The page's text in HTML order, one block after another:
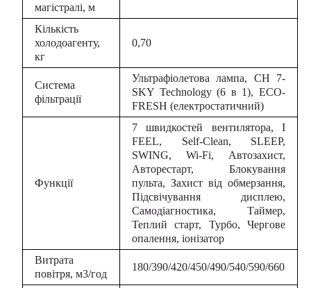
магістралі, м
Кількість
холодоагенту,
кг
0,70
Система
фільтрації
Ультрафіолетова лампа, CH 7-
SKY Technology (6 в 1), ECO-
FRESH (електростатичний)
Функції
7 швидкостей вентилятора, I
FEEL, Self-Clean, SLEEP,
SWING, Wi-Fi, Автозахист,
Авторестарт, Блокування
пульта, Захист від обмерзання,
Підсвічування дисплею,
Самодіагностика, Таймер,
Теплий старт, Турбо, Чергове
опалення, іонізатор
Витрата
повітря, м3/год
180/390/420/450/490/540/590/660